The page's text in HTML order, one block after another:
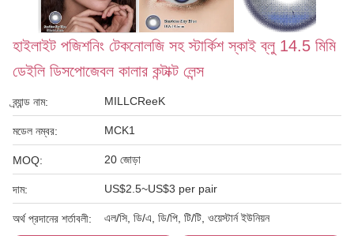
হাইলাইট পজিশনিং টেকনোলজি সহ স্টার্কিশ স্কাই ব্লু 14.5 মিমি
ডেইলি ডিসপোজেবল কালার কন্টাক্ট লেন্স
ব্র্যান্ড নাম: MILLCReeK
মডেল নম্বর: MCK1
MOQ: 20 জোড়া
দাম: US$2.5~US$3 per pair
অর্থ প্রদানের শর্তাবলী: এল/সি, ডি/এ, ডি/পি, টি/টি, ওয়েস্টার্ন ইউনিয়ন